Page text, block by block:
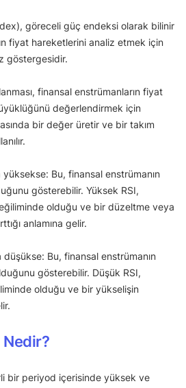
göreceli güç endeksi olarak bilinir
fiyat hareketlerini analiz etmek için
göstergesidir.
finansal enstrümanların fiyat
değerlendirmek için
bir değer üretir ve bir takım
Bu, finansal enstrümanın
gösterebilir. Yüksek RSI,
olduğu ve bir düzeltme veya
anlamına gelir.
Bu, finansal enstrümanın
gösterebilir. Düşük RSI,
olduğu ve bir yükselişin
bir periyod içerisinde yüksek ve